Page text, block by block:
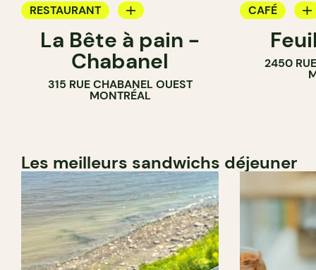
RESTAURANT
CAFÉ
PÂTISSERIE
BOULANGERIE
La Bête à pain -
Chabanel
315 RUE CHABANEL OUEST
MONTRÉAL
CAFÉ
PÂTISSERIE
2450
Les meilleurs sandwichs déjeuner